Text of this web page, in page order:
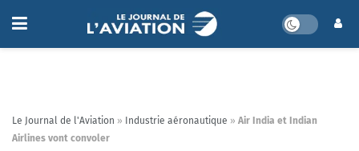
Le Journal de l'Aviation » Industrie aéronautique » Air India et Indian
Airlines vont convoler